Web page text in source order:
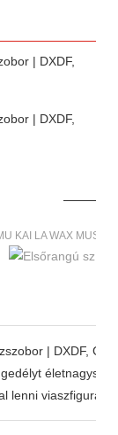
KAI LA WAX
lenni